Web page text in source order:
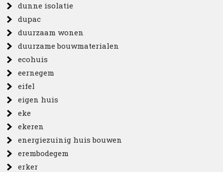
dunne isolatie
dupac
duurzaam wonen
duurzame bouwmaterialen
ecohuis
eernegem
eifel
eigen huis
eke
ekeren
energiezuinig huis bouwen
erembodegem
erker